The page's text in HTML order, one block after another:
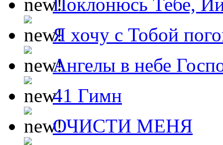
Поклонюсь Тебе,
Я хочу с Тобой
Ангелы в небе
41 Гимн
ОЧИСТИ МЕНЯ